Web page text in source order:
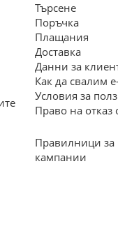
Търсене
Поръчка
Плащания
Доставка
Данни за
Как да свалим
Условия за
Право на отказ
Правилници
кампании